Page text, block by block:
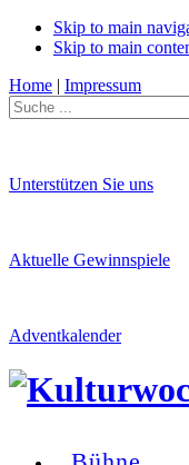
Skip to main
Skip to main
Home | Impressum
Unterstützen Sie uns
Aktuelle Gewinnspiele
Adventkalender